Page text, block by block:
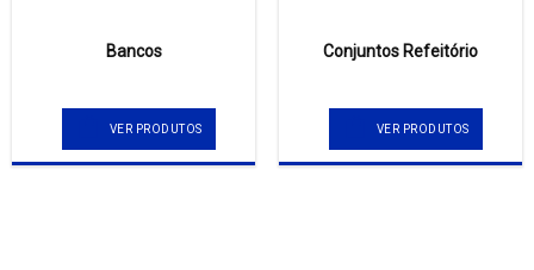
Bancos
VER PRODUTOS
Conjuntos Refeitório
VER PRODUTOS